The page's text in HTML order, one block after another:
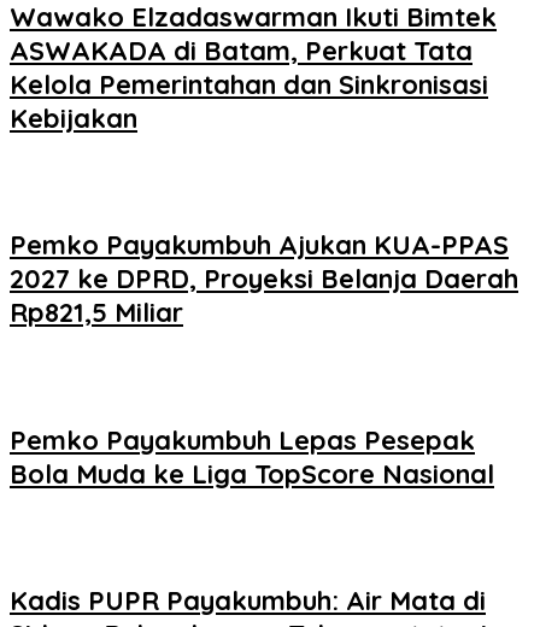
Wawako Elzadaswarman Ikuti Bimtek
ASWAKADA di Batam, Perkuat Tata
Kelola Pemerintahan dan Sinkronisasi
Kebijakan
Pemko Payakumbuh Ajukan KUA-PPAS
2027 ke DPRD, Proyeksi Belanja Daerah
Rp821,5 Miliar
Pemko Payakumbuh Lepas Pesepak
Bola Muda ke Liga TopScore Nasional
Kadis PUPR Payakumbuh: Air Mata di